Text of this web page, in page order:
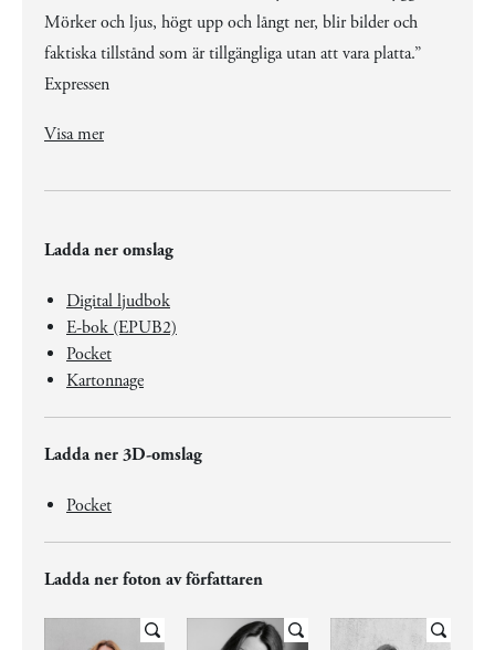
Mörker och ljus, högt upp och långt ner, blir bilder och
faktiska tillstånd som är tillgängliga utan att vara platta.”
Expressen
Visa mer
Ladda ner omslag
Digital ljudbok
E-bok (EPUB2)
Pocket
Kartonnage
Ladda ner 3D-omslag
Pocket
Ladda ner foton av författaren